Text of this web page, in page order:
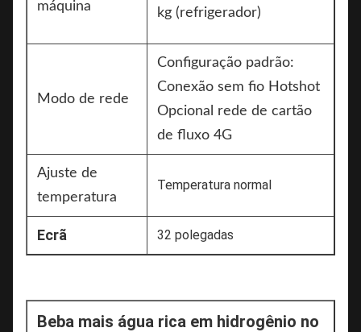
máquina
kg (refrigerador)
Modo de rede
Configuração padrão:
Conexão sem fio Hotshot
Opcional rede de cartão
de fluxo 4G
Ajuste de
temperatura
Temperatura normal
Ecrã 32 polegadas
Beba mais água rica em hidrogênio no